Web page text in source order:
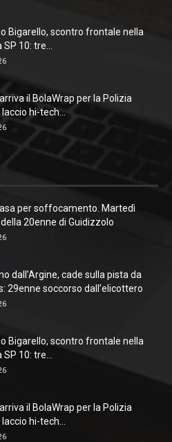
Bigarello, scontro frontale nella
10: tre...
il BolaWrap per la Polizia
hi-tech...
per soffocamento. Martedì
della 20enne di Guidizzolo
dall’Argine, cade sulla pista da
29enne soccorso dall’elicottero
Bigarello, scontro frontale nella
10: tre...
il BolaWrap per la Polizia
hi-tech...